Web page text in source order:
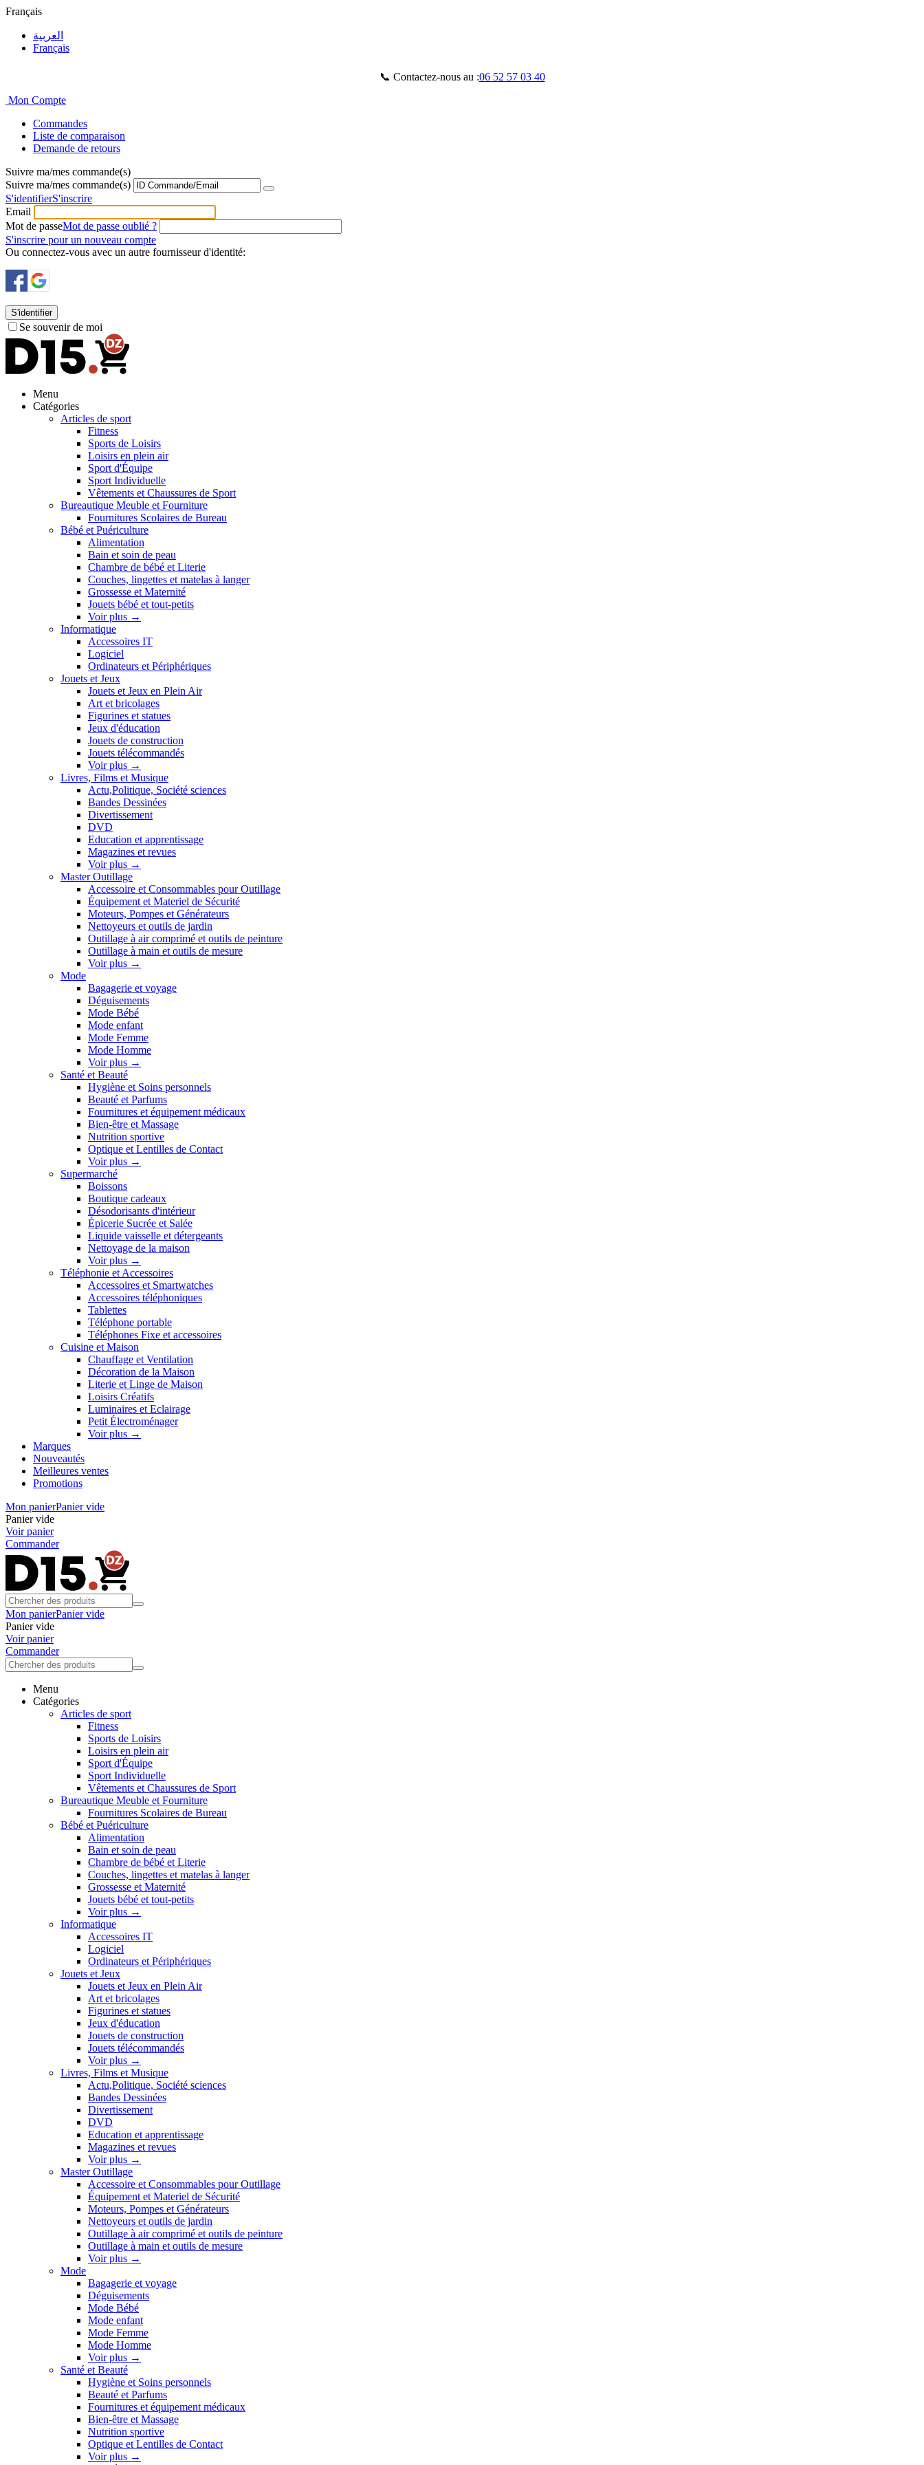
Français
العربية
Français
📞 Contactez-nous au :06 52 57 03 40
Mon Compte
Commandes
Liste de comparaison
Demande de retours
Suivre ma/mes commande(s)
Suivre ma/mes commande(s)
S'identifierS'inscrire
Email
Mot de passeMot de passe oublié ?
S'inscrire pour un nouveau compte
Ou connectez-vous avec un autre fournisseur d'identité:
S'identifier
Se souvenir de moi
Menu
Catégories
Articles de sport
Fitness
Sports de Loisirs
Loisirs en plein air
Sport d'Équipe
Sport Individuelle
Vêtements et Chaussures de Sport
Bureautique Meuble et Fourniture
Fournitures Scolaires de Bureau
Bébé et Puériculture
Alimentation
Bain et soin de peau
Chambre de bébé et Literie
Couches, lingettes et matelas à langer
Grossesse et Maternité
Jouets bébé et tout-petits
Voir plus →
Informatique
Accessoires IT
Logiciel
Ordinateurs et Périphériques
Jouets et Jeux
Jouets et Jeux en Plein Air
Art et bricolages
Figurines et statues
Jeux d'éducation
Jouets de construction
Jouets télécommandés
Voir plus →
Livres, Films et Musique
Actu,Politique, Société sciences
Bandes Dessinées
Divertissement
DVD
Education et apprentissage
Magazines et revues
Voir plus →
Master Outillage
Accessoire et Consommables pour Outillage
Équipement et Materiel de Sécurité
Moteurs, Pompes et Générateurs
Nettoyeurs et outils de jardin
Outillage à air comprimé et outils de peinture
Outillage à main et outils de mesure
Voir plus →
Mode
Bagagerie et voyage
Déguisements
Mode Bébé
Mode enfant
Mode Femme
Mode Homme
Voir plus →
Santé et Beauté
Hygiène et Soins personnels
Beauté et Parfums
Fournitures et équipement médicaux
Bien-être et Massage
Nutrition sportive
Optique et Lentilles de Contact
Voir plus →
Supermarché
Boissons
Boutique cadeaux
Désodorisants d'intérieur
Épicerie Sucrée et Salée
Liquide vaisselle et détergeants
Nettoyage de la maison
Voir plus →
Téléphonie et Accessoires
Accessoires et Smartwatches
Accessoires téléphoniques
Tablettes
Téléphone portable
Téléphones Fixe et accessoires
Cuisine et Maison
Chauffage et Ventilation
Décoration de la Maison
Literie et Linge de Maison
Loisirs Créatifs
Luminaires et Eclairage
Petit Électroménager
Voir plus →
Marques
Nouveautés
Meilleures ventes
Promotions
Mon panierPanier vide
Panier vide
Voir panier
Commander
Mon panierPanier vide
Panier vide
Voir panier
Commander
Menu
Catégories
Articles de sport
Fitness
Sports de Loisirs
Loisirs en plein air
Sport d'Équipe
Sport Individuelle
Vêtements et Chaussures de Sport
Bureautique Meuble et Fourniture
Fournitures Scolaires de Bureau
Bébé et Puériculture
Alimentation
Bain et soin de peau
Chambre de bébé et Literie
Couches, lingettes et matelas à langer
Grossesse et Maternité
Jouets bébé et tout-petits
Voir plus →
Informatique
Accessoires IT
Logiciel
Ordinateurs et Périphériques
Jouets et Jeux
Jouets et Jeux en Plein Air
Art et bricolages
Figurines et statues
Jeux d'éducation
Jouets de construction
Jouets télécommandés
Voir plus →
Livres, Films et Musique
Actu,Politique, Société sciences
Bandes Dessinées
Divertissement
DVD
Education et apprentissage
Magazines et revues
Voir plus →
Master Outillage
Accessoire et Consommables pour Outillage
Équipement et Materiel de Sécurité
Moteurs, Pompes et Générateurs
Nettoyeurs et outils de jardin
Outillage à air comprimé et outils de peinture
Outillage à main et outils de mesure
Voir plus →
Mode
Bagagerie et voyage
Déguisements
Mode Bébé
Mode enfant
Mode Femme
Mode Homme
Voir plus →
Santé et Beauté
Hygiène et Soins personnels
Beauté et Parfums
Fournitures et équipement médicaux
Bien-être et Massage
Nutrition sportive
Optique et Lentilles de Contact
Voir plus →